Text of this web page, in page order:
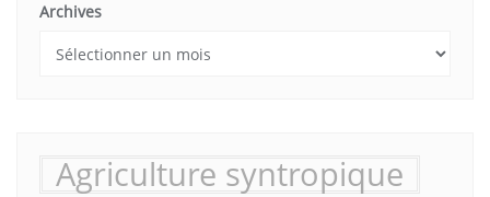
Archives
Agriculture syntropique